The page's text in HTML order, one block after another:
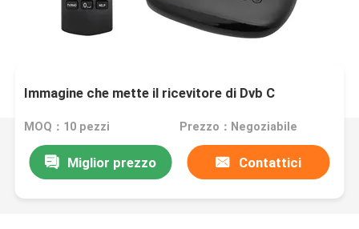
Immagine che mette il ricevitore di Dvb C
MOQ：10 pezzi Prezzo：Negoziabile
Miglior prezzo Contattici